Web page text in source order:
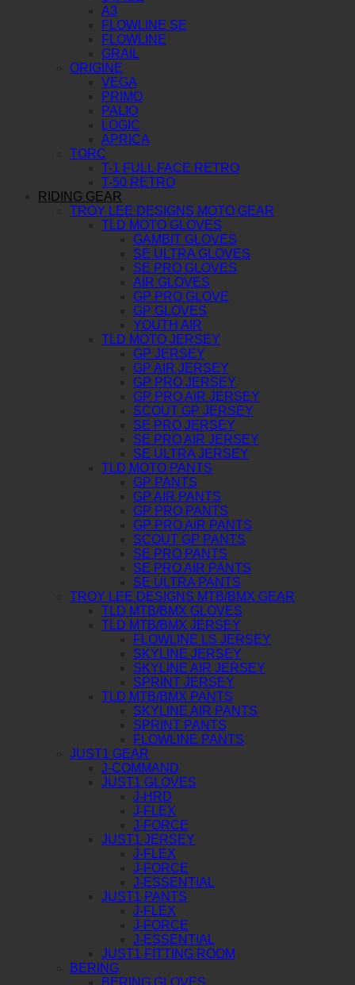
A3
FLOWLINE SE
FLOWLINE
GRAIL
ORIGINE
VEGA
PRIMO
PALIO
LOGIC
APRICA
TORC
T-1 FULL FACE RETRO
T-50 RETRO
RIDING GEAR
TROY LEE DESIGNS MOTO GEAR
TLD MOTO GLOVES
GAMBIT GLOVES
SE ULTRA GLOVES
SE PRO GLOVES
AIR GLOVES
GP PRO GLOVE
GP GLOVES
YOUTH AIR
TLD MOTO JERSEY
GP JERSEY
GP AIR JERSEY
GP PRO JERSEY
GP PRO AIR JERSEY
SCOUT GP JERSEY
SE PRO JERSEY
SE PRO AIR JERSEY
SE ULTRA JERSEY
TLD MOTO PANTS
GP PANTS
GP AIR PANTS
GP PRO PANTS
GP PRO AIR PANTS
SCOUT GP PANTS
SE PRO PANTS
SE PRO AIR PANTS
SE ULTRA PANTS
TROY LEE DESIGNS MTB/BMX GEAR
TLD MTB/BMX GLOVES
TLD MTB/BMX JERSEY
FLOWLINE LS JERSEY
SKYLINE JERSEY
SKYLINE AIR JERSEY
SPRINT JERSEY
TLD MTB/BMX PANTS
SKYLINE AIR PANTS
SPRINT PANTS
FLOWLINE PANTS
JUST1 GEAR
J-COMMAND
JUST1 GLOVES
J-HRD
J-FLEX
J-FORCE
JUST1 JERSEY
J-FLEX
J-FORCE
J-ESSENTIAL
JUST1 PANTS
J-FLEX
J-FORCE
J-ESSENTIAL
JUST1 FITTING ROOM
BERING
BERING GLOVES